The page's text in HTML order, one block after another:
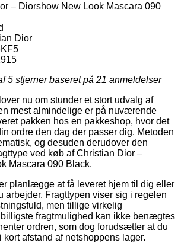
– Diorshow New Look Mascara 090
Dior
5 stjerner baseret på 21 anmeldelser
nu om stunder et stort udvalg af
mest almindelige er på nuværende
pakken hos en pakkeshop, hvor det
ordre den dag der passer dig. Metoden
og desuden derudover den
ved køb af Christian Dior –
Mascara 090 Black.
planlægge at få leveret hjem til dig eller
arbejder. Fragttypen viser sig i regelen
men tillige virkelig
fragtmulighed kan ikke benægtes
ordren, som dog forudsætter at du
afstand af netshoppens lager.